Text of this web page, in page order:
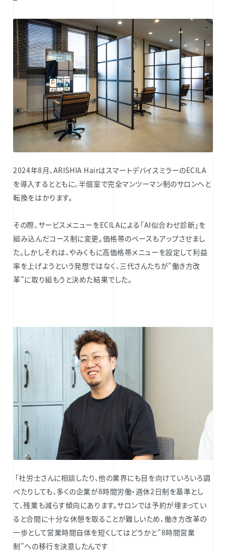
2024年8月、ARISHIA HairはスマートデバイスミラーのECILA
を導入するとともに、半個室で完全マンツーマン制のサロンへと
転換をはかります。
その際、サービスメニューをECILAによる「AI似合わせ診断」を
組み込んだコース制に変更。価格帯のベースもアップさせまし
た。しかしそれは、やみくもに高価格帯メニューを設定して利益
率を上げようという発想ではなく、三代さんたちが”働き方改
革”に取り組もうと決めた結果でした。
「社労士さんに相談したり、他の業界にも目を向けていろいろ調
べたりしても、多くの企業が8時間労働・週休2日制を基準とし
て、残業も減らす傾向にあります。サロンでは予約が埋まってい
ると合間に十分な休憩を取ることが難しいため、働き方改革の
一歩として営業時間自体を短くしてはどうかと”8時間営業
制”への移行を決意したんです